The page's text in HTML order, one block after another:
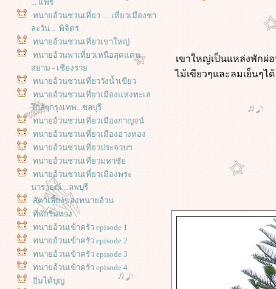
... แพร่
ทนายอ้วนชวนเที่ยว .... เที่ยวเมืองชา
ละวัน .. .พิจิตร
ทนายอ้วนชวนเที่ยวเขาใหญ่
ทนายอ้วนพาเที่ยวเหนือสุดแดน
สยาม - เชียงรา
ทนายอ้วนชวนเที่ยววังน้ำเขียว
ทนายอ้วนชวนเที่ยวเมืองแห่งทะเล
กล้ๆกรุงเทพ...ชลบุรี
ทนายอ้วนชวนเที่ยวเมืองกาญจน์
ทนายอ้วนชวนเที่ยวเมืองอ่างทอง
ทนายอ้วนชวนเที่ยวประจวบฯ
ทนายอ้วนชวนเที่ยวมหาชั
ทนายอ้วนชวนเที่ยวเมืองพระ
นารายณ์ ...ลพบุรี
สัตว์เลี้ยงของทนายอ้วน
ที่พักริมทาง
ทนายอ้วนเข้าครัว episode 1
ทนายอ้วนเข้าครัว episode 2
ทนายอ้วนเข้าครัว episode 3
ทนายอ้วนเข้าครัว episode 4
อิ่มได้บุญ
เขาใหญ่เป็นแหล่งพักผ่
ไม้เขียวๆและลมเย็นๆ